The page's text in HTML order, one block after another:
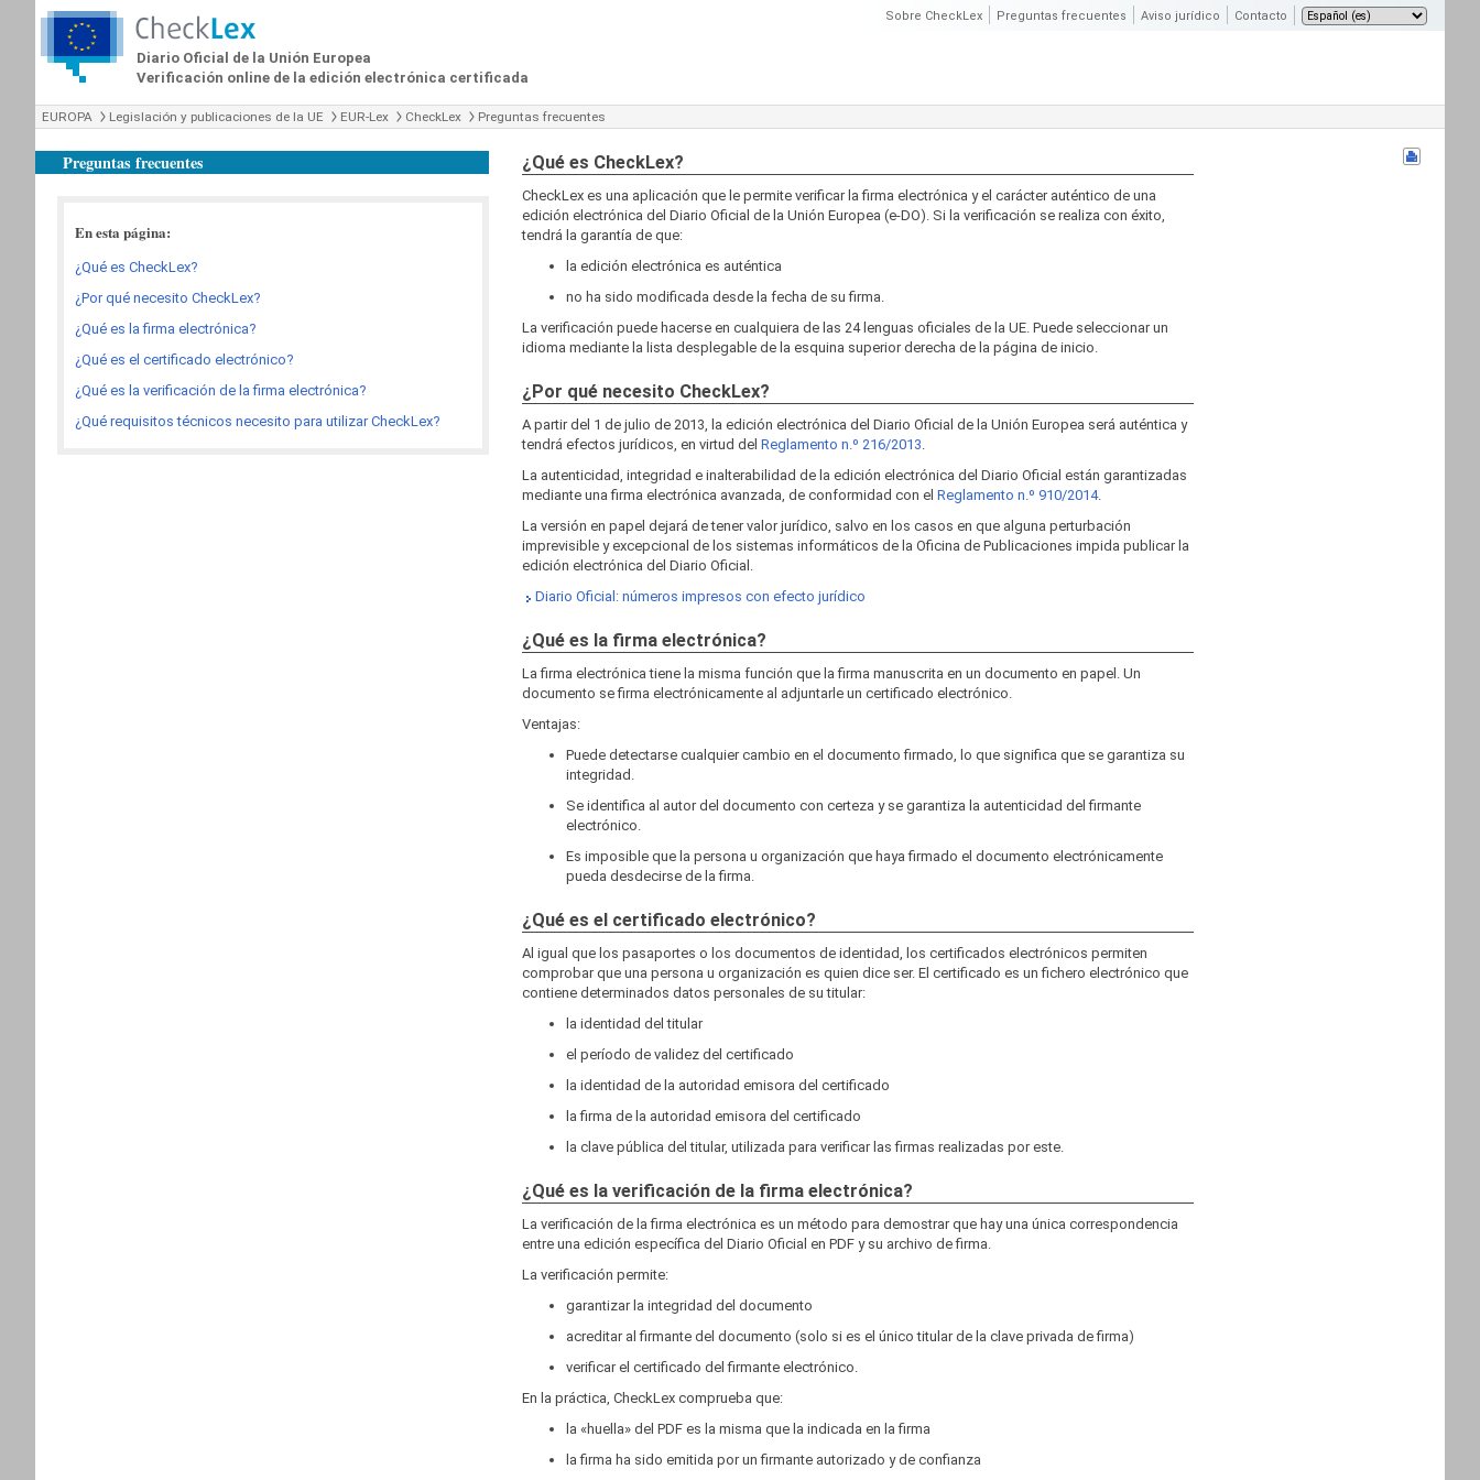
Diario Oficial de la Unión Europea
Verificación online de la edición electrónica certificada
Sobre CheckLex Preguntas frecuentes Aviso jurídico Contacto
EUROPA Legislación y publicaciones de la UE EUR-Lex CheckLex Preguntas frecuentes
Preguntas frecuentes
En esta página:
¿Qué es CheckLex?
¿Por qué necesito CheckLex?
¿Qué es la firma electrónica?
¿Qué es el certificado electrónico?
¿Qué es la verificación de la firma electrónica?
¿Qué requisitos técnicos necesito para utilizar CheckLex?
¿Qué es CheckLex?
CheckLex es una aplicación que le permite verificar la firma electrónica y el carácter auténtico de una
edición electrónica del Diario Oficial de la Unión Europea (e-DO). Si la verificación se realiza con éxito,
tendrá la garantía de que:
la edición electrónica es auténtica
no ha sido modificada desde la fecha de su firma.
La verificación puede hacerse en cualquiera de las 24 lenguas oficiales de la UE. Puede seleccionar un
idioma mediante la lista desplegable de la esquina superior derecha de la página de inicio.
¿Por qué necesito CheckLex?
A partir del 1 de julio de 2013, la edición electrónica del Diario Oficial de la Unión Europea será auténtica y
tendrá efectos jurídicos, en virtud del Reglamento n.º 216/2013.
La autenticidad, integridad e inalterabilidad de la edición electrónica del Diario Oficial están garantizadas
mediante una firma electrónica avanzada, de conformidad con el Reglamento n.º 910/2014.
La versión en papel dejará de tener valor jurídico, salvo en los casos en que alguna perturbación
imprevisible y excepcional de los sistemas informáticos de la Oficina de Publicaciones impida publicar la
edición electrónica del Diario Oficial.
Diario Oficial: números impresos con efecto jurídico
¿Qué es la firma electrónica?
La firma electrónica tiene la misma función que la firma manuscrita en un documento en papel. Un
documento se firma electrónicamente al adjuntarle un certificado electrónico.
Ventajas:
Puede detectarse cualquier cambio en el documento firmado, lo que significa que se garantiza su
integridad.
Se identifica al autor del documento con certeza y se garantiza la autenticidad del firmante
electrónico.
Es imposible que la persona u organización que haya firmado el documento electrónicamente
pueda desdecirse de la firma.
¿Qué es el certificado electrónico?
Al igual que los pasaportes o los documentos de identidad, los certificados electrónicos permiten
comprobar que una persona u organización es quien dice ser. El certificado es un fichero electrónico que
contiene determinados datos personales de su titular:
la identidad del titular
el período de validez del certificado
la identidad de la autoridad emisora del certificado
la firma de la autoridad emisora del certificado
la clave pública del titular, utilizada para verificar las firmas realizadas por este.
¿Qué es la verificación de la firma electrónica?
La verificación de la firma electrónica es un método para demostrar que hay una única correspondencia
entre una edición específica del Diario Oficial en PDF y su archivo de firma.
La verificación permite:
garantizar la integridad del documento
acreditar al firmante del documento (solo si es el único titular de la clave privada de firma)
verificar el certificado del firmante electrónico.
En la práctica, CheckLex comprueba que:
la «huella» del PDF es la misma que la indicada en la firma
la firma ha sido emitida por un firmante autorizado y de confianza